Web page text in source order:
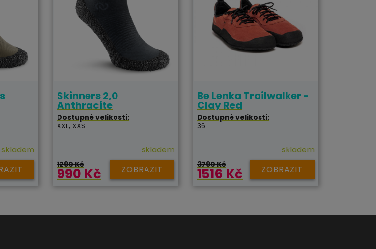
skladem
Skinners 2,0
Anthracite
Dostupné velikosti:
XXL, XXS
skladem
1290 Kč
990 Kč ZOBRAZIT
Be Lenka Trailwalker -
Clay Red
Dostupné velikosti:
36
skladem
3790 Kč
1516 Kč ZOBRAZIT